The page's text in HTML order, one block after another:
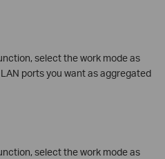
select the work mode as
ports you want as aggregated
select the work mode as